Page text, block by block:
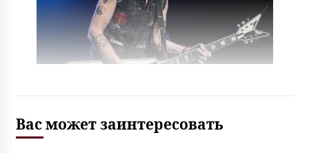
Вас может заинтересовать